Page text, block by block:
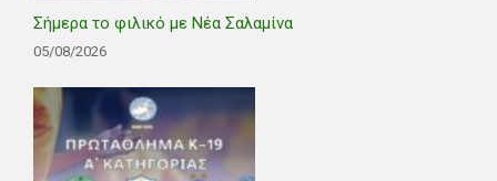
Σήμερα το φιλικό με Νέα Σαλαμίνα
05/08/2026